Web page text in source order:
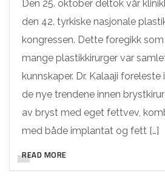
Den 25. oktober deltok vår
den 42. tyrkiske nasjonale
kongressen. Dette foregikk
mange plastikkirurger var
kunnskaper. Dr. Kalaaji
de nye trendene innen
av bryst med eget fettvev,
med både implantat og fett […]
READ MORE